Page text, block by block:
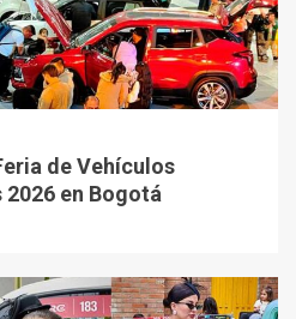
de Vehículos
en Bogotá